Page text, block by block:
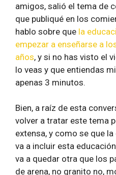
amigos, salió el tema de
que publiqué en los
hablo sobre que la
empezar a enseñarse a
años, y si no has visto el
lo veas y que entiendas
apenas 3 minutos.
Bien, a raíz de esta
volver a tratar este tema
extensa, y como se que
va a incluir esta
va a quedar otra que los
de arena, no granito no,